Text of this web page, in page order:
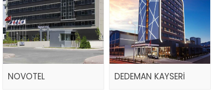
NOVOTEL DEDEMAN KAYSERİ